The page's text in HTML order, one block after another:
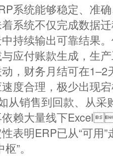
统能够稳定、准确
系统不仅完成数据迁
持续输出可靠结果
应付账款生成，生
，财务月结可在
度合理，极少出现
从销售到回款、从采
依赖大量线下
表明ERP已从“可用”
”。